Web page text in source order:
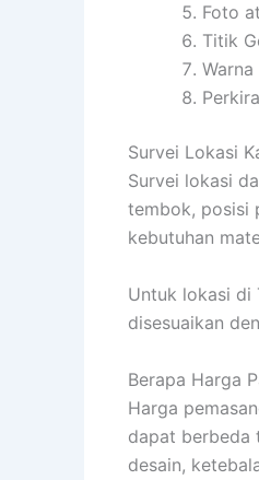
Foto
Titik
Survei Lokasi
Survei lokasi
tembok, posisi
kebutuhan
Untuk lokasi di
disesuaikan
Berapa Harga
Harga
dapat berbeda
desain,